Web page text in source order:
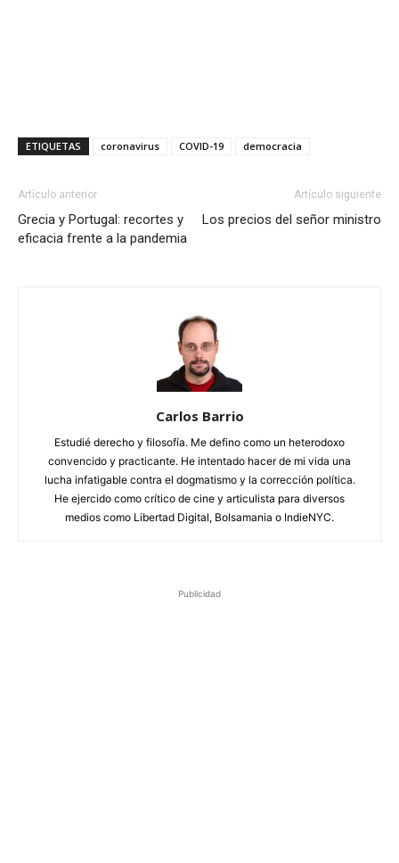
ETIQUETAS coronavirus COVID-19 democracia
Artículo anterior
Grecia y Portugal: recortes y
eficacia frente a la pandemia
Artículo siguiente
Los precios del señor ministro
Carlos Barrio
Estudié derecho y filosofía. Me defino como un heterodoxo
convencido y practicante. He intentado hacer de mi vida una
lucha infatigable contra el dogmatismo y la corrección política.
He ejercido como crítico de cine y articulista para diversos
medios como Libertad Digital, Bolsamania o IndieNYC.
Publicidad